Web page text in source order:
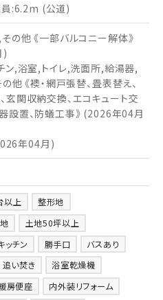
員:6.2m (公道)
の他 《一部バルコニー解体》
)
ン,浴室,トイレ,洗面所,給湯器,
他 《襖・網戸張替、畳表替え、
玄関収納交換、エコキュート交
設置、防蟻工事》 (2026年04月
年04月)
以上
整形地
土地50坪以上
ッチン 勝手口
バスあり
追い焚き
浴室乾燥機
房便座
内外装リフォーム